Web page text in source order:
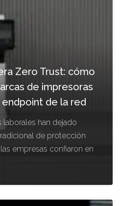
Zero Trust: cómo
de impresoras
de la red
laborales han dejado
de protección
empresas confiaron en